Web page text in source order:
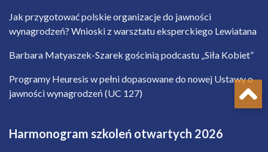
Jak przygotować polskie organizacje do jawności
wynagrodzeń? Wnioski z warsztatu eksperckiego Lewiatana
Barbara Matyaszek-Szarek gościnią podcastu „Siła Kobiet”
Programy Heuresis w pełni dopasowane do nowej Ustawy o
jawności wynagrodzeń (UC 127)
Harmonogram szkoleń otwartych 2026